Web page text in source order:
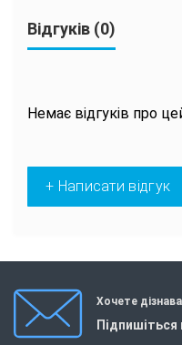
Відгуків (0)
Немає відгуків про
+ Написати відгук
Хочете